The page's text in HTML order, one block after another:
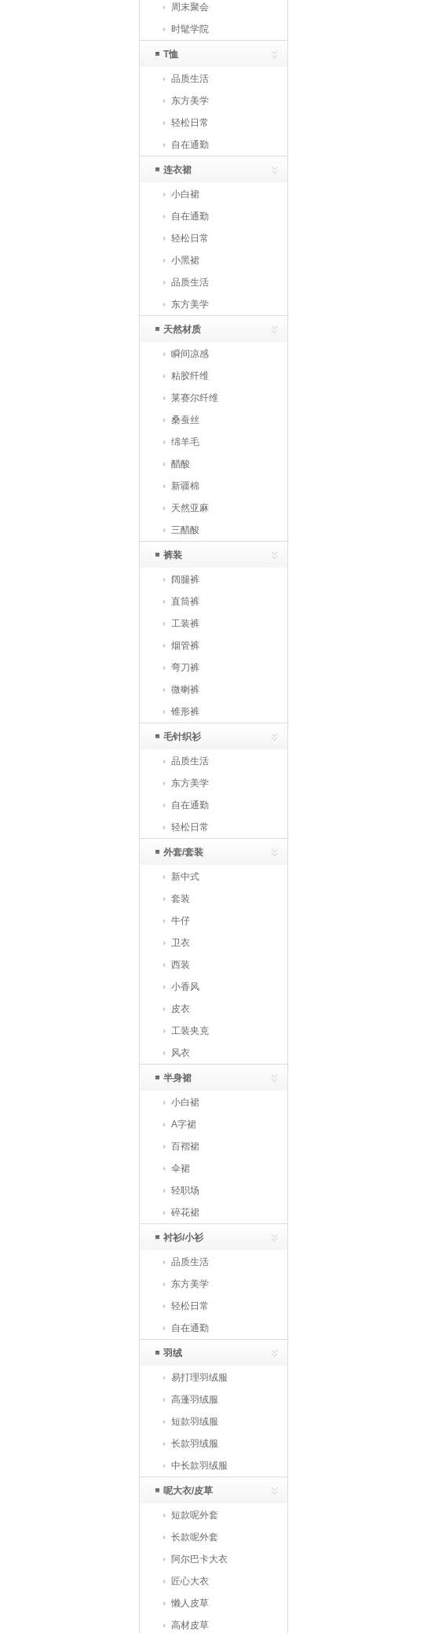
周末聚会
时髦学院
T恤
品质生活
东方美学
轻松日常
自在通勤
连衣裙
小白裙
自在通勤
轻松日常
小黑裙
品质生活
东方美学
天然材质
瞬间凉感
粘胶纤维
莱赛尔纤维
桑蚕丝
绵羊毛
醋酸
新疆棉
天然亚麻
三醋酸
裤装
阔腿裤
直筒裤
工装裤
烟管裤
弯刀裤
微喇裤
锥形裤
毛针织衫
品质生活
东方美学
自在通勤
轻松日常
外套/套装
新中式
套装
牛仔
卫衣
西装
小香风
皮衣
工装夹克
风衣
半身裙
小白裙
A字裙
百褶裙
伞裙
轻职场
碎花裙
衬衫/小衫
品质生活
东方美学
轻松日常
自在通勤
羽绒
易打理羽绒服
高蓬羽绒服
短款羽绒服
长款羽绒服
中长款羽绒服
呢大衣/皮草
短款呢外套
长款呢外套
阿尔巴卡大衣
匠心大衣
懒人皮草
高材皮草